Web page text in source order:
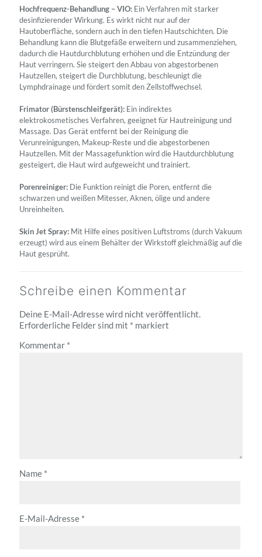
Hochfrequenz-Behandlung – VIO: Ein Verfahren mit starker
desinfizierender Wirkung. Es wirkt nicht nur auf der
Hautoberfläche, sondern auch in den tiefen Hautschichten. Die
Behandlung kann die Blutgefäße erweitern und zusammenziehen,
dadurch die Hautdurchblutung erhöhen und die Entzündung der
Haut verringern. Sie steigert den Abbau von abgestorbenen
Hautzellen, steigert die Durchblutung, beschleunigt die
Lymphdrainage und fördert somit den Zellstoffwechsel.
Frimator (Bürstenschleifgerät): Ein indirektes
elektrokosmetisches Verfahren, geeignet für Hautreinigung und
Massage. Das Gerät entfernt bei der Reinigung die
Verunreinigungen, Makeup-Reste und die abgestorbenen
Hautzellen. Mit der Massagefunktion wird die Hautdurchblutung
gesteigert, die Haut wird aufgeweicht und trainiert.
Porenreiniger: Die Funktion reinigt die Poren, entfernt die
schwarzen und weißen Mitesser, Aknen, ölige und andere
Unreinheiten.
Skin Jet Spray: Mit Hilfe eines positiven Luftstroms (durch Vakuum
erzeugt) wird aus einem Behälter der Wirkstoff gleichmäßig auf die
Haut gesprüht.
Schreibe einen Kommentar
Deine E-Mail-Adresse wird nicht veröffentlicht.
Erforderliche Felder sind mit * markiert
Kommentar *
Name *
E-Mail-Adresse *